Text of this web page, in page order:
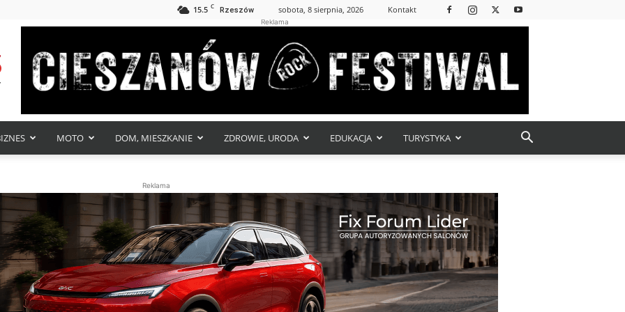
15.5 C Rzeszów sobota, 8 sierpnia, 2026 Kontakt
Reklama
MOTO DOM, MIESZKANIE ZDROWIE, URODA EDUKACJA TURYSTYKA
Reklama